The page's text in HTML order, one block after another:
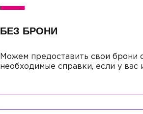
БЕЗ БРОНИ
Можем предоставить свои брони
необходимые справки, если у вас